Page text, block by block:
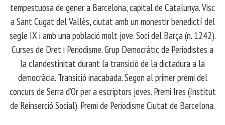
tempestuosa de gener a Barcelona, capital de Catalunya. Visc
a Sant Cugat del Vallès, ciutat amb un monestir benedictí del
segle IX i amb una població molt jove. Soci del Barça (n. 1242).
Curses de Dret i Periodisme. Grup Democràtic de Periodistes a
la clandestinitat durant la transició de la dictadura a la
democràcia. Transició inacabada. Segon al primer premi del
concurs de Serra d’Or per a escriptors joves. Premi Ires (Institut
de Reinserció Social). Premi de Periodisme Ciutat de Barcelona.